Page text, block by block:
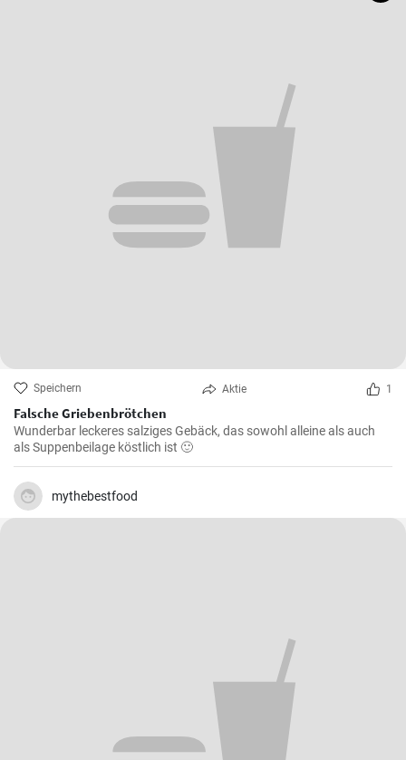
Speichern Aktie 1
Falsche Griebenbrötchen
Wunderbar leckeres salziges Gebäck, das sowohl alleine als auch
als Suppenbeilage köstlich ist 🙂
mythebestfood